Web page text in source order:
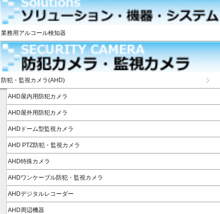
業務用アルコール検知器
防犯・監視カメラ(AHD)
AHD屋内用防犯カメラ
AHD屋外用防犯カメラ
AHDドーム型監視カメラ
AHD PTZ防犯・監視カメラ
AHD特殊カメラ
AHDワンケーブル防犯・監視カメラ
AHDデジタルレコーダー
AHD周辺機器